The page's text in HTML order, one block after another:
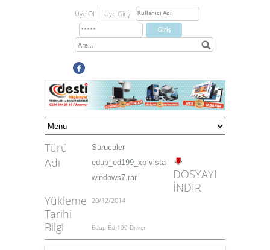
Üye Ol Üye Girişi
Türü Sürücüler
Adı
edup_ed199_xp-vista-
windows7.rar
DOSYAYI
İNDİR
Yükleme
Tarihi
20/12/2014
Bilgi Edup Ed-199 Driver